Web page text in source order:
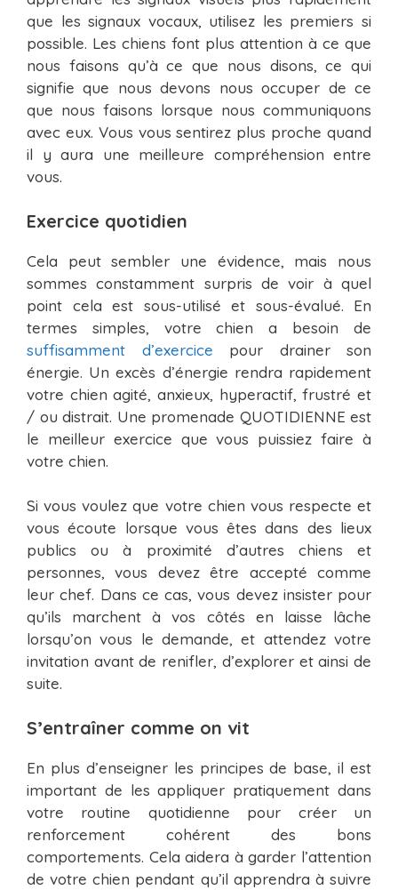
que les signaux vocaux, utilisez les premiers si
possible. Les chiens font plus attention à ce que
nous faisons qu’à ce que nous disons, ce qui
signifie que nous devons nous occuper de ce
que nous faisons lorsque nous communiquons
avec eux. Vous vous sentirez plus proche quand
il y aura une meilleure compréhension entre
vous.
Exercice quotidien
Cela peut sembler une évidence, mais nous
sommes constamment surpris de voir à quel
point cela est sous-utilisé et sous-évalué. En
termes simples, votre chien a besoin de
suffisamment d’exercice pour drainer son
énergie. Un excès d’énergie rendra rapidement
votre chien agité, anxieux, hyperactif, frustré et
/ ou distrait. Une promenade QUOTIDIENNE est
le meilleur exercice que vous puissiez faire à
votre chien.
Si vous voulez que votre chien vous respecte et
vous écoute lorsque vous êtes dans des lieux
publics ou à proximité d’autres chiens et
personnes, vous devez être accepté comme
leur chef. Dans ce cas, vous devez insister pour
qu’ils marchent à vos côtés en laisse lâche
lorsqu’on vous le demande, et attendez votre
invitation avant de renifler, d’explorer et ainsi de
suite.
S’entraîner comme on vit
En plus d’enseigner les principes de base, il est
important de les appliquer pratiquement dans
votre routine quotidienne pour créer un
renforcement cohérent des bons
comportements. Cela aidera à garder l’attention
de votre chien pendant qu’il apprendra à suivre